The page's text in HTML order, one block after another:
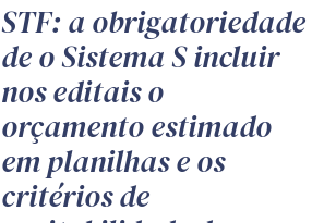
STF: a obrigatoriedade
de o Sistema S incluir
nos editais o
orçamento estimado
em planilhas e os
critérios de